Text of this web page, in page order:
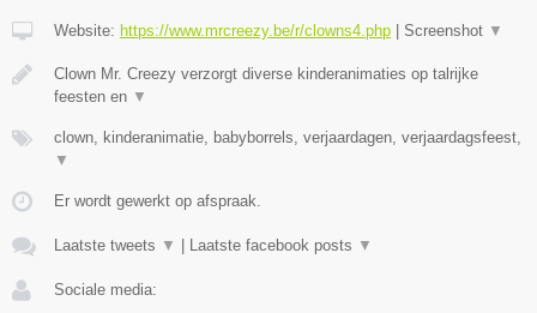
Website: https://www.mrcreezy.be/r/clowns4.php Screenshot ▼
Clown Mr. Creezy verzorgt diverse kinderanimaties op talrijke
feesten en ▼
clown, kinderanimatie, babyborrels, verjaardagen, verjaardagsfeest,
▼
Er wordt gewerkt op afspraak.
Laatste tweets ▼ Laatste facebook posts ▼
Sociale media: